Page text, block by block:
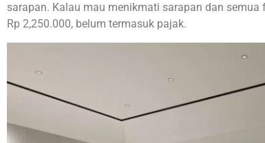
sarapan. Kalau mau menikmati sarapan dan
Rp 2,250.000, belum termasuk pajak.